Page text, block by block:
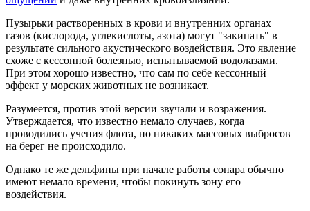
Пузырьки растворенных в крови и внутренних органах
газов (кислорода, углекислоты, азота) могут "закипать" в
результате сильного акустического воздействия. Это явление
схоже с кессонной болезнью, испытываемой водолазами.
При этом хорошо известно, что сам по себе кессонный
эффект у морских животных не возникает.
Разумеется, против этой версии звучали и возражения.
Утверждается, что известно немало случаев, когда
проводились учения флота, но никаких массовых выбросов
на берег не происходило.
Однако те же дельфины при начале работы сонара обычно
имеют немало времени, чтобы покинуть зону его
воздействия.